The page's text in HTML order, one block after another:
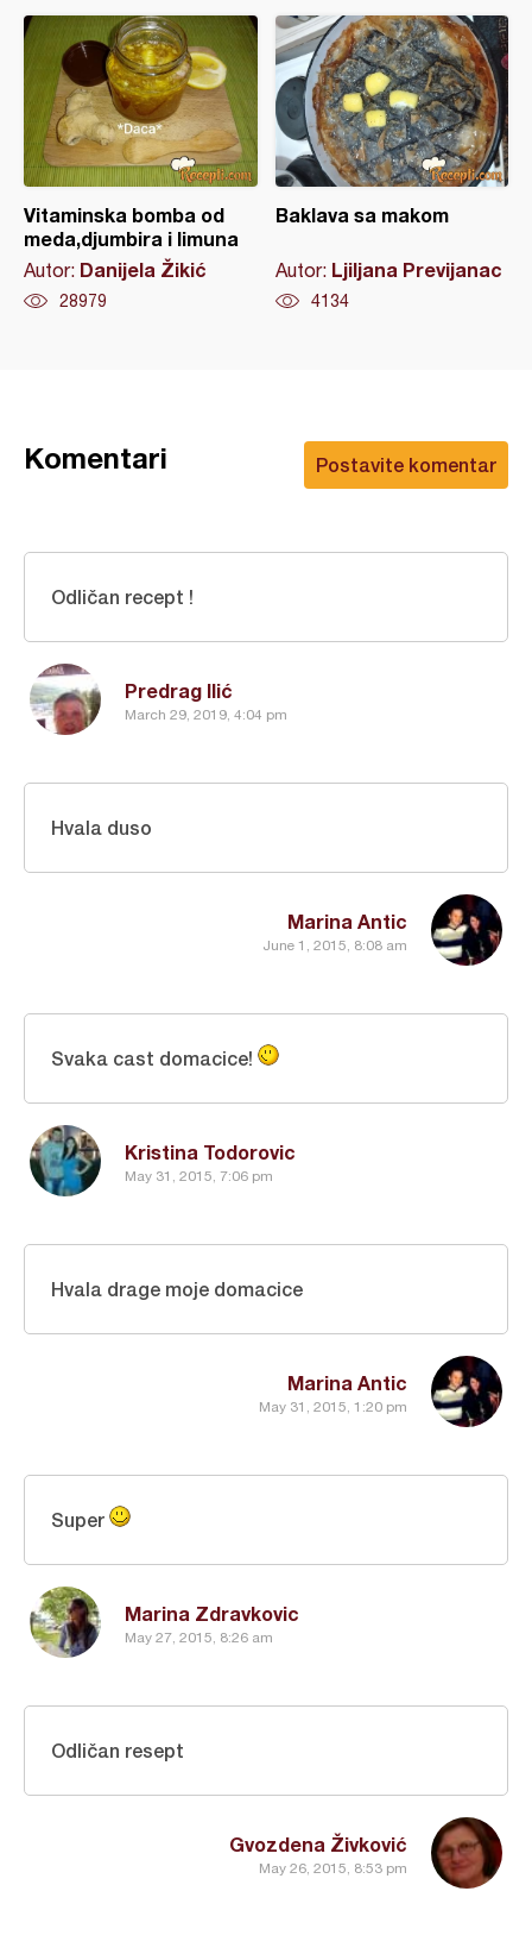
Vitaminska bomba od
meda,djumbira i limuna
Autor: Danijela Žikić
28979
Baklava sa makom
Autor: Ljiljana Previjanac
4134
Postavite komentar
Komentari
Predrag Ilić
March 29, 2019, 4:04 pm
Odličan recept !
Marina Antic
June 1, 2015, 8:08 am
Hvala duso
Kristina Todorovic
May 31, 2015, 7:06 pm
Svaka cast domacice!
Marina Antic
May 31, 2015, 1:20 pm
Hvala drage moje domacice
Marina Zdravkovic
May 27, 2015, 8:26 am
Super
Gvozdena Živković
May 26, 2015, 8:53 pm
Odličan resept